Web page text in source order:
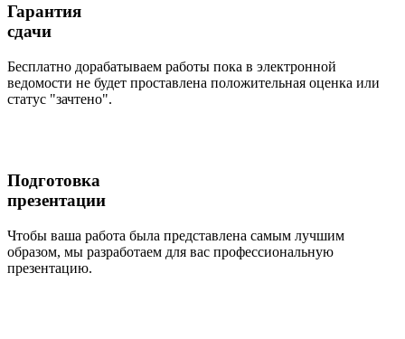
Гарантия
сдачи
Бесплатно дорабатываем работы пока в электронной
ведомости не будет проставлена положительная оценка или
статус "зачтено".
Подготовка
презентации
Чтобы ваша работа была представлена самым лучшим
образом, мы разработаем для вас профессиональную
презентацию.